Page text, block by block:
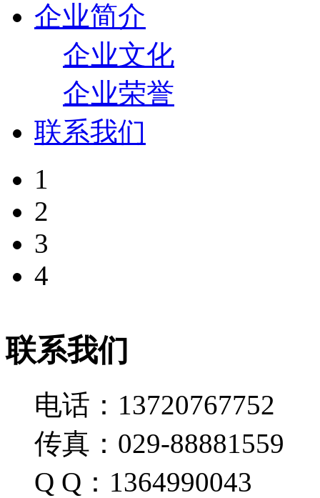
企业简介
企业文化
企业荣誉
联系我们
1
2
3
4
联系我们
电话：13720767752
传真：029-88881559
Q Q：1364990043